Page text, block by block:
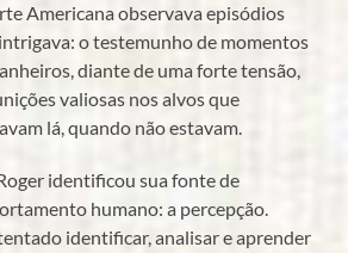
Americana observava episódios
o testemunho de momentos
diante de uma forte tensão,
valiosas nos alvos que
lá, quando não estavam.
identificou sua fonte de
humano: a percepção.
identificar, analisar e aprender